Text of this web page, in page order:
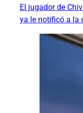
El jugador de
ya le notificó a la